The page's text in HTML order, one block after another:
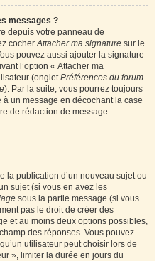
messages ?
depuis votre panneau de
cocherAttacher ma signature sur le
pouvez aussi ajouter la signature
l’option « Attacher ma
(ongletPréférences du forum -
). Par la suite, vous pourrez toujours
un message en décochant la case
de rédaction de message.
la publication d’un nouveau sujet ou
sujet (si vous en avez les
sous la partie message (si vous
pas le droit de créer des
et au moins deux options possibles,
des réponses. Vous pouvez
utilisateur peut choisir lors de
», limiter la durée en jours du